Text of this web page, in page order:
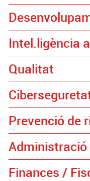
Intel.ligència
Qualitat
Prevenció de
Administració
Finances /